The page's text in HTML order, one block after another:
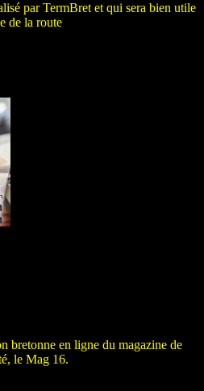
par TermBret et qui sera bien utile
de la route
bretonne en ligne du magazine de
le Mag 16.